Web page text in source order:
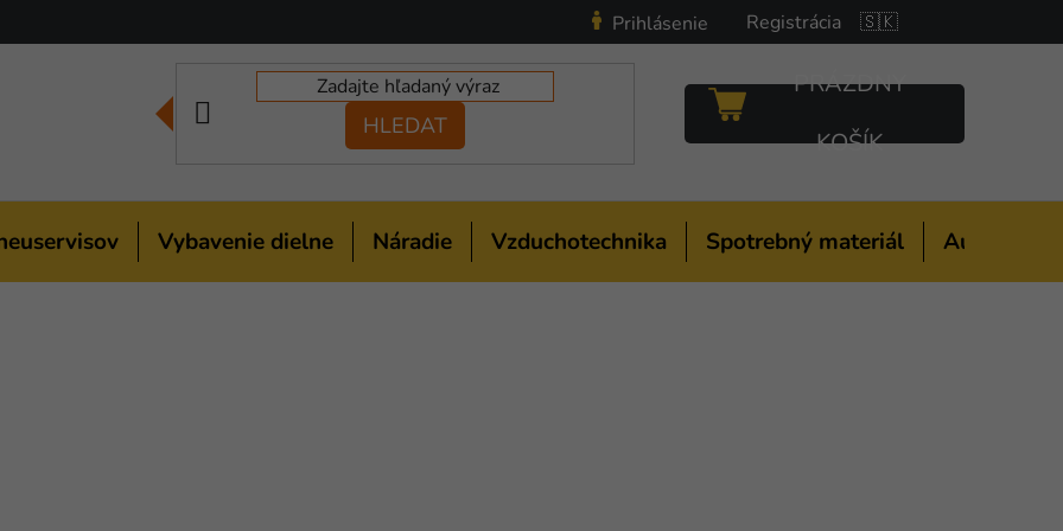
Prihlásenie Registrácia 🇸🇰
HLEDAT
NÁKUPNÝ
KOŠÍK
PRÁZDNY
KOŠÍK
Vybavenie dielne Náradie Vzduchotechnika Spotrebný materiál Auto-moto